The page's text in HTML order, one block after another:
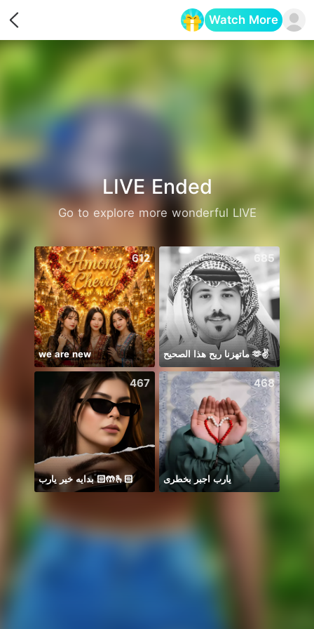
Watch More
LIVE Ended
Go to explore more wonderful LIVE
612
we are new
685
ماتهزنا ريح هذا الصحيح 🫶✌️
467
بدايه خير يارب 🤲🏻🫰🏻
468
يارب اجبر بخطرى
Opens in a new tab